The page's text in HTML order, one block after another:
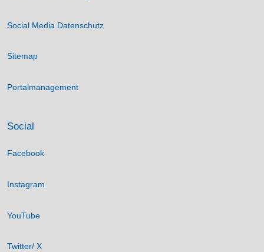
Social Media Datenschutz
Sitemap
Portalmanagement
Social
Facebook
Instagram
YouTube
Twitter/ X